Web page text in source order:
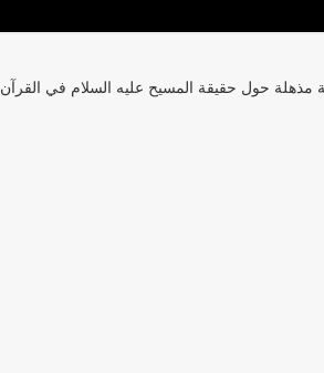
مذهلة حول حقيقة المسيح عليه السلام في القرآن